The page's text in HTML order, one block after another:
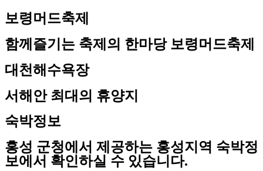
보령머드축제
함께즐기는 축제의 한마당 보령머드축제
대천해수욕장
서해안 최대의 휴양지
숙박정보
홍성 군청에서 제공하는 홍성지역 숙박정
보에서 확인하실 수 있습니다.